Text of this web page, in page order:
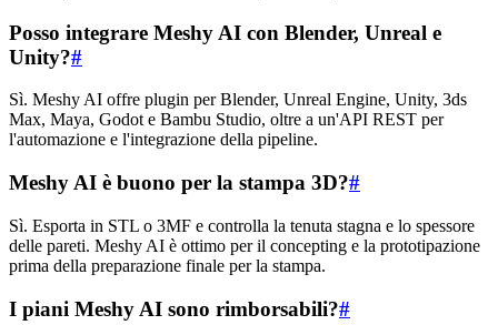
Posso integrare Meshy AI con Blender, Unreal e
Unity?#
Sì. Meshy AI offre plugin per Blender, Unreal Engine, Unity, 3ds
Max, Maya, Godot e Bambu Studio, oltre a un'API REST per
l'automazione e l'integrazione della pipeline.
Meshy AI è buono per la stampa 3D?#
Sì. Esporta in STL o 3MF e controlla la tenuta stagna e lo spessore
delle pareti. Meshy AI è ottimo per il concepting e la prototipazione
prima della preparazione finale per la stampa.
I piani Meshy AI sono rimborsabili?#